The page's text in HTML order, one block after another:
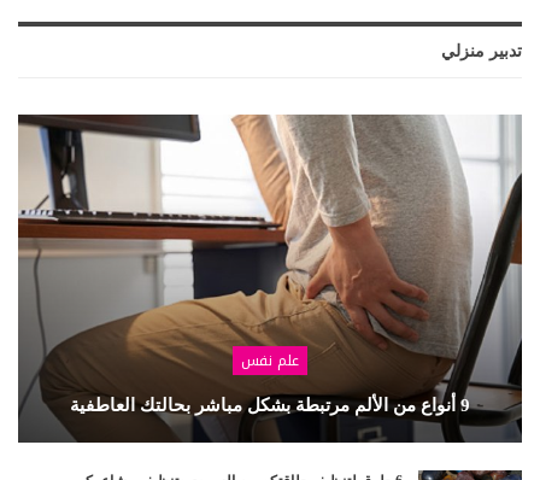
تدبير منزلي
علم نفس
9 أنواع من الألم مرتبطة بشكل مباشر بحالتك العاطفية